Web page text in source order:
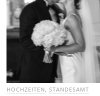
HOCHZEITEN ,STANDESAMT